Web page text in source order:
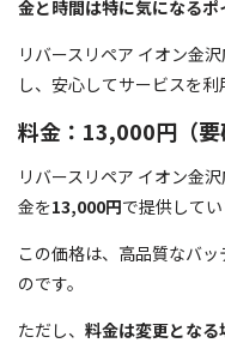
金と時間は特に気になるポ
リバースリペア イオン金
し、安心してサービスを利
料金：13,000円（要
リバースリペア イオン金
金を13,000円で提供してい
この価格は、高品質なバ
のです。
ただし、 料金は変更となる